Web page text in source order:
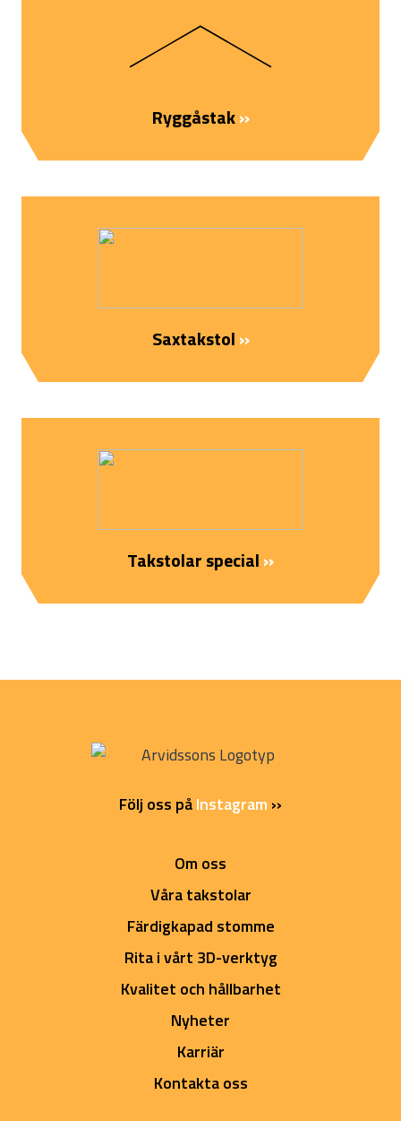
Ryggåstak››
Saxtakstol››
Takstolar special››
Följ oss påInstagram ››
Om oss
Våra takstolar
Färdigkapad stomme
Rita i vårt 3D-verktyg
Kvalitet och hållbarhet
Nyheter
Karriär
Kontakta oss